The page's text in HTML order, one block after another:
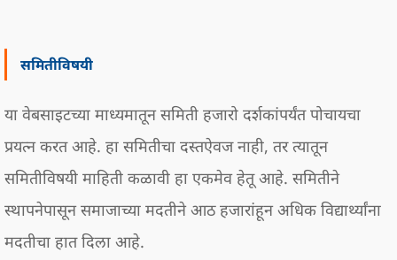
समितीविषयी
या वेबसाइटच्या माध्यमातून समिती हजारो दर्शकांपर्यंत पोचायचा
प्रयत्न करत आहे. हा समितीचा दस्तऐवज नाही, तर त्यातून
समितीविषयी माहिती कळावी हा एकमेव हेतू आहे. समितीने
स्थापनेपासून समाजाच्या मदतीने आठ हजारांहून अधिक विद्यार्थ्यांना
मदतीचा हात दिला आहे.